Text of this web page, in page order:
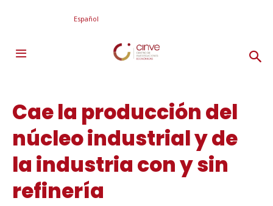
Español
Cae la producción del
núcleo industrial y de
la industria con y sin
refinería